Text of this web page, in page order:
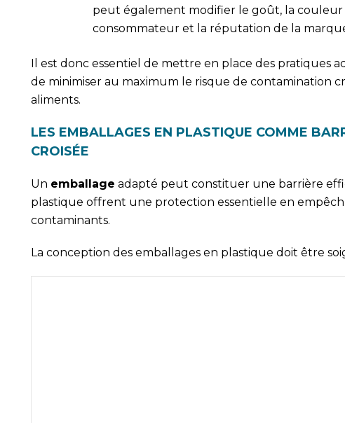
peut également modifier le goût, la couleur
consommateur et la réputation de la
Il est donc essentiel de mettre en place des pratiques
de minimiser au maximum le risque de contamination
aliments.
LES EMBALLAGES EN PLASTIQUE COMME
CROISÉE
Un emballage adapté peut constituer une barrière
plastique offrent une protection essentielle en
contaminants.
La conception des emballages en plastique doit être